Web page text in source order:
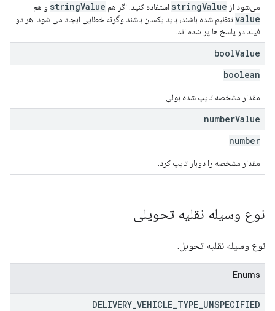
می‌شود از stringValue استفاده کنید. اگر هم stringValue و هم
valueتنظیم شده باشند، باید یکسان باشند وگرنه خطایی ایجاد می شود. هر دو
فیلد در پاسخ ها پر شده اند.
boolValue
boolean
مقدار مشخصه تایپ شده بولی.
numberValue
number
مقدار مشخصه را دوبار تایپ کرد.
نوع وسیله نقلیه تحویلی
نوع وسیله نقلیه تحویل.
Enums
DELIVERY VEHICLE TYPE UNSPECIFIED